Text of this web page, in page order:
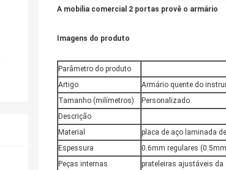
A mobília comercial 2 portas provê o armário
Imagens do produto
Parâmetro do produto
Artigo
Armário quente do
Tamanho (milímetros)
Personalizado
Descrição
Material
placa de aço laminada
Espessura
0.6mm regulares
Peças internas
prateleiras ajustáveis da